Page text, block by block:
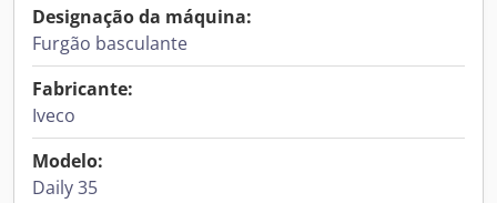
Designação da máquina:
Furgão basculante
Fabricante:
Iveco
Modelo:
Daily 35